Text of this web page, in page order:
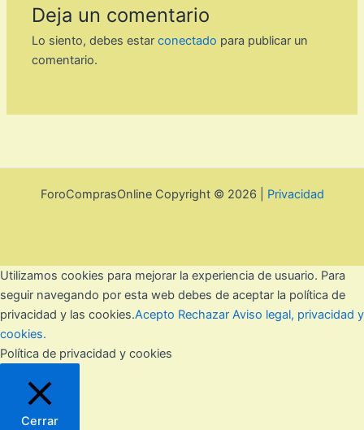
Deja un comentario
Lo siento, debes estarconectado para publicar un
comentario.
ForoComprasOnline Copyright © 2026 | Privacidad
Utilizamos cookies para mejorar la experiencia de usuario. Para
seguir navegando por esta web debes de aceptar la política de
privacidad y las cookies.Acepto Rechazar Aviso legal, privacidad y
cookies.
Política de privacidad y cookies
Cerrar